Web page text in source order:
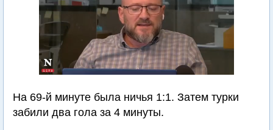
На 69-й минуте была ничья 1:1. Затем турки
забили два гола за 4 минуты.